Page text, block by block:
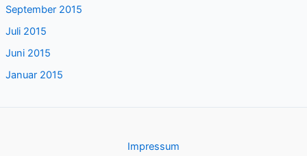
September 2015
Juli 2015
Juni 2015
Januar 2015
Impressum